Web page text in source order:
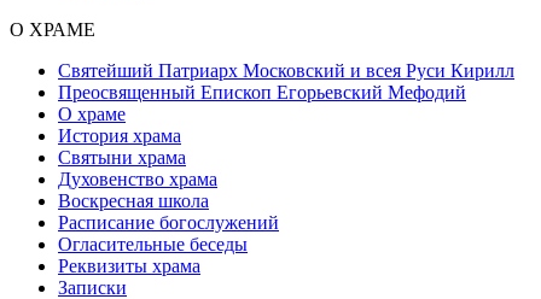
О ХРАМЕ
Святейший Патриарх Московский и всея Руси Кирилл
Преосвященный Епископ Егорьевский Мефодий
О храме
История храма
Святыни храма
Духовенство храма
Воскресная школа
Расписание богослужений
Огласительные беседы
Реквизиты храма
Записки